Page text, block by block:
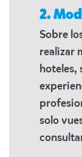
2.
Sobre
realizar
hoteles,
solo